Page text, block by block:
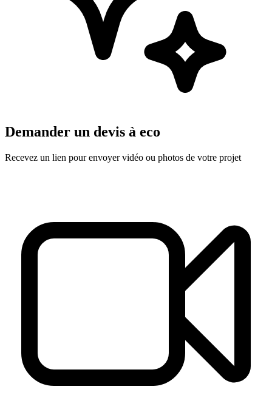
Demander un devis à eco
Recevez un lien pour envoyer vidéo ou photos de votre projet